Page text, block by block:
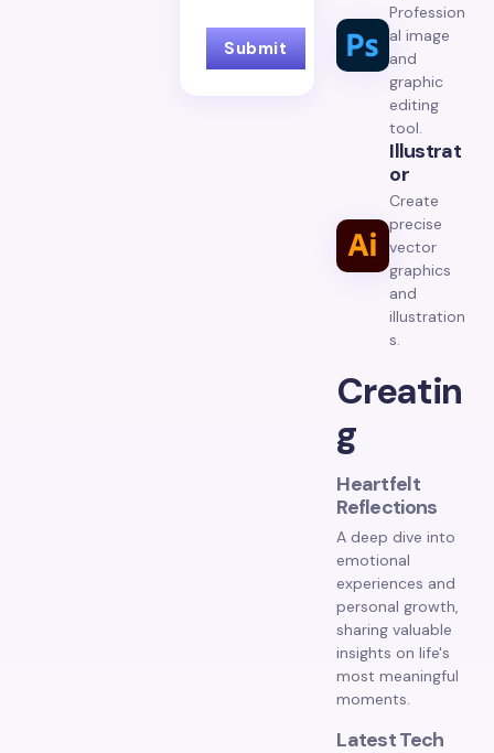
Profession
al image
and
graphic
editing
tool.
Illustrat
Or
Create
precise
vector
graphics
and
illustration
s.
Creatin
g
Heartfelt
Reflections
A deep dive into
emotional
experiences and
personal growth,
sharing valuable
insights on life's
most meaningful
moments.
Latest Tech